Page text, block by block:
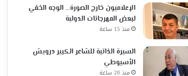
الإعلاميون خارج الصورة… الوجه الخفي
لبعض المهرجانات الدولية
منذ 15 ساعة
السيرة الذاتية للشاعر الكبير درويش
الأسيوطي
منذ 20 ساعة